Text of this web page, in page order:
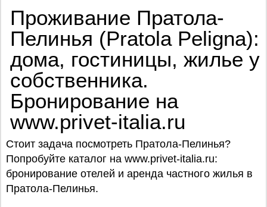
Проживание Пратола-
Пелинья (Pratola Peligna):
дома, гостиницы, жилье у
собственника.
Бронирование на
www.privet-italia.ru
Стоит задача посмотреть Пратола-Пелинья?
Попробуйте каталог на www.privet-italia.ru:
бронирование отелей и аренда частного жилья в
Пратола-Пелинья.